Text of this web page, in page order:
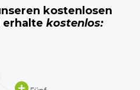
kostenlosen
erhalte kostenlos: